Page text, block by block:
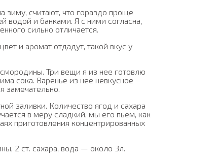
зиму, считают, что гораздо проще
водой и банками. Я с ними согласна,
сильно отличается.
и аромат отдадут, такой вкус у
Три вещи я из нее готовлю
сока. Варенье из нее невкусное –
замечательно.
заливки. Количество ягод и сахара
в меру сладкий, мы его пьем, как
приготовления концентрированных
2 ст. сахара, вода — около 3л.